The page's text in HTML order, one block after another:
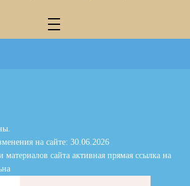
на сайте: 30.06.2026
сайта активная прямая ссылка на